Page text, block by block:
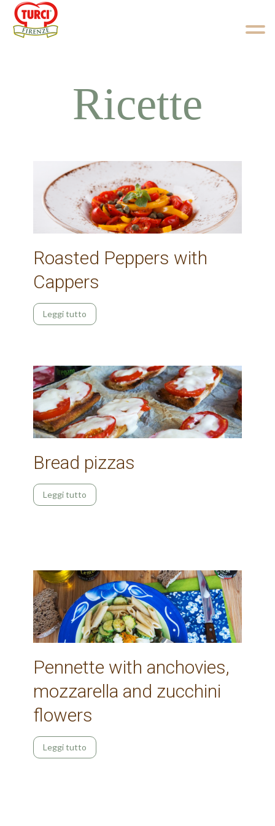
Skip to content
Ricette
Roasted Peppers with
Cappers
Leggi tutto
Bread pizzas
Leggi tutto
Pennette with anchovies,
mozzarella and zucchini
flowers
Leggi tutto